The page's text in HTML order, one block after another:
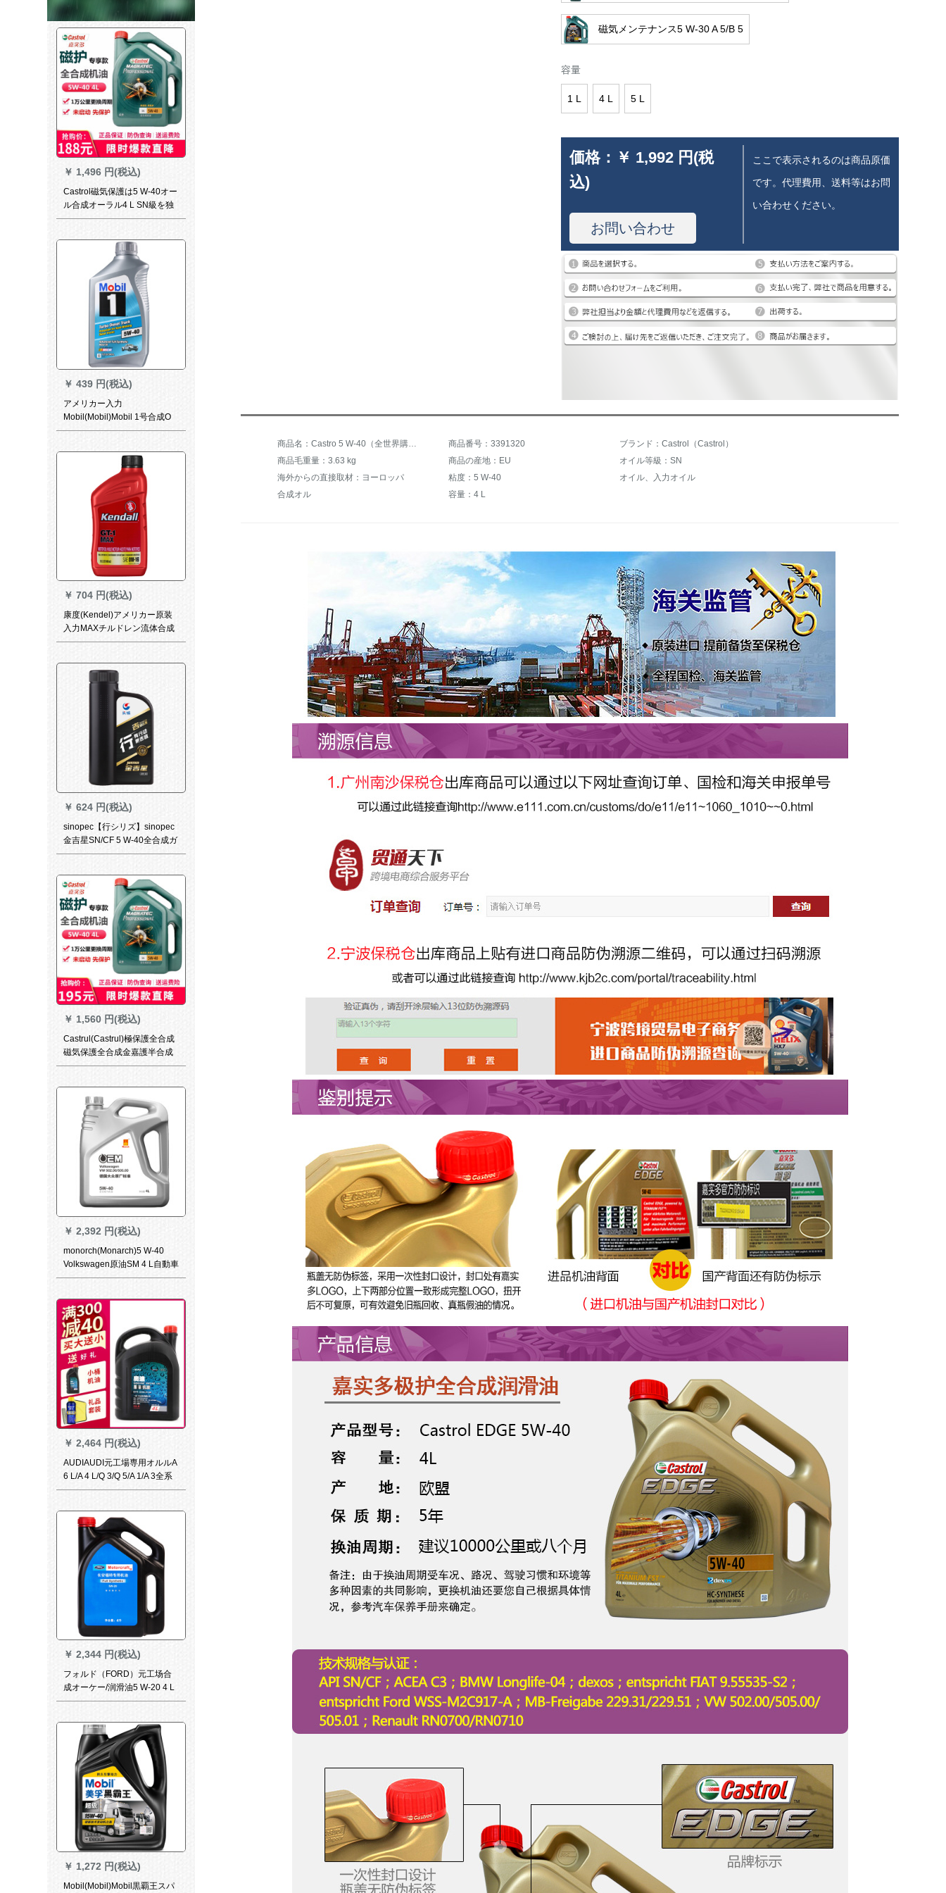
￥ 1,496 円(税込)
Castrol磁気保護は5 W-40オー
ル合成オーラル4 L SN級を独
占享受します。
￥ 439 円(税込)
アメリカー入力
Mobil(Mobil)Mobil 1号合成O
イCJ-4 W-40 SN 1 Qt 946 ml/
￥ 704 円(税込)
康度(Kendel)アメリカー原装
入力MAXチルドレン流体合成
Oイ0 W-16 SN PLUS級946
￥ 624 円(税込)
sinopec【行シリズ】sinopec
金吉星SN/CF 5 W-40全合成ガ
ソリンエヌ自動車潤滑油1 L自
￥ 1,560 円(税込)
Castrul(Castrul)極保護全合成
磁気保護全合成金嘉護半合成
グリス洗浄浄油磁気保護独占
￥ 2,392 円(税込)
monorch(Monarch)5 W-40
Volkswagen原油SM 4 L自動車
用品適用宝来/速騰/ゴルフ/新
￥ 2,464 円(税込)
AUDIAUDI元工場専用オルルA
6 L/A 4 L/Q 3/Q 5/A 1/A 3全系
ディップゼルエジン通用5 W-
￥ 2,344 円(税込)
フォルド（FORD）元工场合
成オーケー/润滑油5 W-20 4 L
はモーニングデュオ/フォーク/
グシート/エイジング/全系适用
です。
￥ 1,272 円(税込)
Mobil(Mobil)Mobil黒覇王スパ
磁気メンテナンス5 W-30 A 5/B 5
容量
1 L 4 L 5 L
価格： ￥ 1,992 円(税
込)
お問い合わせ
ここで表示されるのは商品原価
です。代理費用、送料等はお問
い合わせください。
商品名：Castro 5 W-40（全世界購入） 商品番号：3391320
ブランド：Castrol（Castrol）
商品毛重量：3.63 kg
商品の産地：EU
オイル等級：SN
海外からの直接取材：ヨーロッパ
粘度：5 W-40
オイル、入力オイル
合成オル
容量：4 L